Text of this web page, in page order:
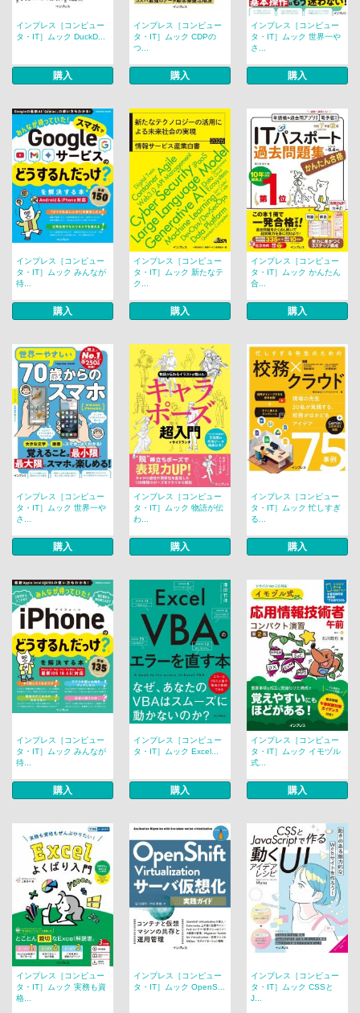
インプレス［コンピュー
タ・IT］ムック DuckD...
購入
インプレス［コンピュー
タ・IT］ムック CDPの
つ...
購入
インプレス［コンピュー
タ・IT］ムック 世界一や
さ...
購入
インプレス［コンピュー
タ・IT］ムック みんなが
待...
購入
インプレス［コンピュー
タ・IT］ムック 新たなテ
ク...
購入
インプレス［コンピュー
タ・IT］ムック かんたん
合...
購入
インプレス［コンピュー
タ・IT］ムック 世界一や
さ...
購入
インプレス［コンピュー
タ・IT］ムック 物語が伝
わ...
購入
インプレス［コンピュー
タ・IT］ムック 忙しすぎ
る...
購入
インプレス［コンピュー
タ・IT］ムック みんなが
待...
購入
インプレス［コンピュー
タ・IT］ムック Excel...
購入
インプレス［コンピュー
タ・IT］ムック イモヅル
式...
購入
インプレス［コンピュー
タ・IT］ムック 実務も資
格...
インプレス［コンピュー
タ・IT］ムック OpenS...
インプレス［コンピュー
タ・IT］ムック CSSと
J...